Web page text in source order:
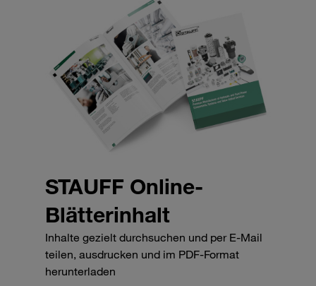
STAUFF Online-
Blätterinhalt
Inhalte gezielt durchsuchen und per E-Mail
teilen, ausdrucken und im PDF-Format
herunterladen